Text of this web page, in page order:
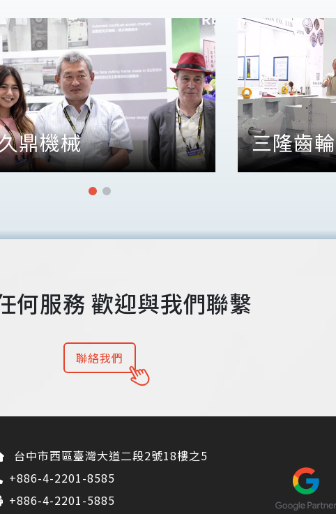
鼎機械 三隆齒輪
何服務 歡迎與我們聯繫
聯絡我們
台中市西區臺灣大道二段2號18樓之5
+886-4-2201-8585
+886-4-2201-5885